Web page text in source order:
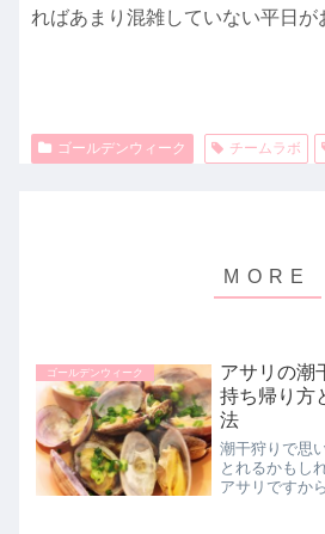
ればあまり混雑していない平日が
ゴールデンウィーク チームラボ
ゴールデンウィーク
アサリの潮
持ち帰り方
法
潮干狩りで思
とれるかもし
アサリですか